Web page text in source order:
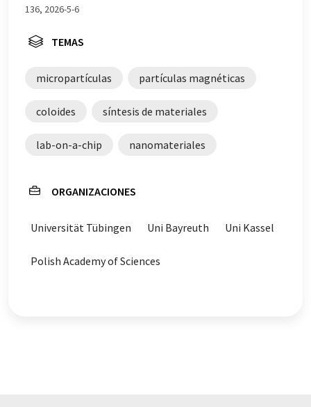
136, 2026-5-6
TEMAS
micropartículas partículas magnéticas
coloides síntesis de materiales
lab-on-a-chip nanomateriales
ORGANIZACIONES
Universität Tübingen Uni Bayreuth Uni Kassel
Polish Academy of Sciences